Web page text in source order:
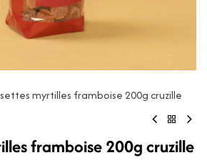
myrtilles framboise 200g cruzille
framboise 200g cruzille